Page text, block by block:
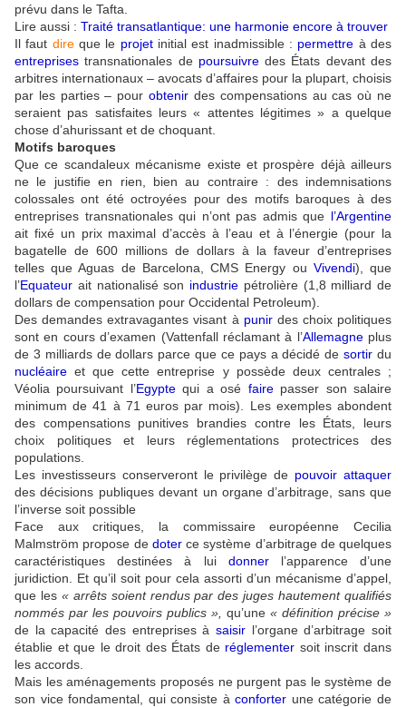
prévu dans le Tafta.
Lire aussi : Traité transatlantique: une harmonie encore à trouver
Il faut direque le projetinitial est inadmissible : permettre à des
entreprises transnationales de poursuivre des États devant des
arbitres internationaux – avocats d’affaires pour la plupart, choisis
par les parties – pourobtenir des compensations au cas où ne
seraient pas satisfaites leurs « attentes légitimes » a quelque
chose d’ahurissant et de choquant.
Motifs baroques
Que ce scandaleux mécanisme existe et prospère déjà ailleurs
ne le justifie en rien, bien au contraire : des indemnisations
colossales ont été octroyées pour des motifs baroques à des
entreprises transnationales qui n’ont pas admis que l’Argentine
ait fixé un prix maximal d’accès à l’eau et à l’énergie (pour la
bagatelle de 600 millions de dollars à la faveur d’entreprises
telles que Aguas de Barcelona, CMS Energy ou Vivendi), que
l’Equateur ait nationalisé son industrie pétrolière (1,8 milliard de
dollars de compensation pour Occidental Petroleum).
Des demandes extravagantes visant à punir des choix politiques
sont en cours d’examen (Vattenfall réclamant à l’Allemagne plus
de 3 milliards de dollars parce que ce pays a décidé desortir du
nucléaire et que cette entreprise y possède deux centrales ;
Véolia poursuivant l’Egyptequi a osé fairepasser son salaire
minimum de 41 à 71 euros par mois). Les exemples abondent
des compensations punitives brandies contre les États, leurs
choix politiques et leurs réglementations protectrices des
populations.
Les investisseurs conserveront le privilège de pouvoir attaquer
des décisions publiques devant un organe d’arbitrage, sans que
l’inverse soit possible
Face aux critiques, la commissaire européenne Cecilia
Malmström propose de doter ce système d’arbitrage de quelques
caractéristiques destinées à lui donner
l’apparence d’une
juridiction. Et qu’il soit pour cela assorti d’un mécanisme d’appel,
que les « arrêts soient rendus par des juges hautement qualifiés
nommés par les pouvoirs publics », qu’une « définition précise »
de la capacité des entreprises à saisir l’organe d’arbitrage soit
établie et que le droit des États de réglementer soit inscrit dans
les accords.
Mais les aménagements proposés ne purgent pas le système de
son vice fondamental, qui consiste àconforter une catégorie de